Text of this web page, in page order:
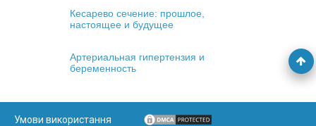
Кесарево сечение: прошлое,
настоящее и будущее
Артериальная гипертензия и
беременность
Умови використання